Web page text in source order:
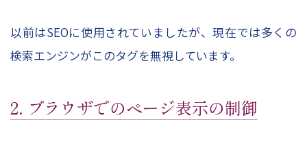
以前はSEOに使用されていましたが、現在では多くの
検索エンジンがこのタグを無視しています。
2. ブラウザでのページ表示の制御